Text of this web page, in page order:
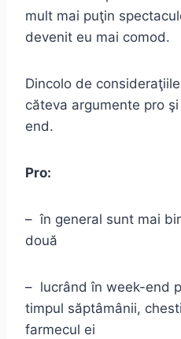
mult mai puţin
devenit eu mai comod.
Dincolo de
căteva argumente pro
end.
Pro:
– în general sunt mai
două
– lucrând în week-end
timpul săptâmânii,
farmecul ei